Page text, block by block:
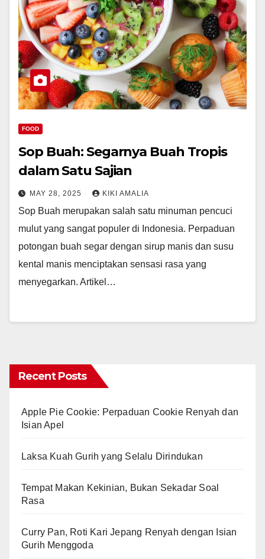
FOOD
Sop Buah: Segarnya Buah Tropis
dalam Satu Sajian
MAY 28, 2025 KIKI AMALIA
Sop Buah merupakan salah satu minuman pencuci
mulut yang sangat populer di Indonesia. Perpaduan
potongan buah segar dengan sirup manis dan susu
kental manis menciptakan sensasi rasa yang
menyegarkan. Artikel…
Recent Posts
Apple Pie Cookie: Perpaduan Cookie Renyah dan
Isian Apel
Laksa Kuah Gurih yang Selalu Dirindukan
Tempat Makan Kekinian, Bukan Sekadar Soal
Rasa
Curry Pan, Roti Kari Jepang Renyah dengan Isian
Gurih Menggoda